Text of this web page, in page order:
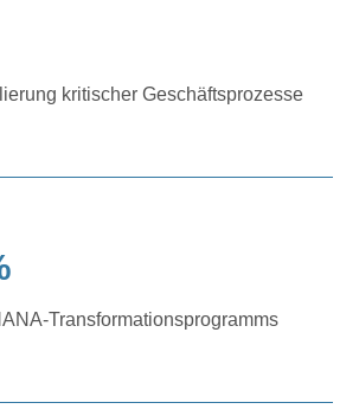
kritischer Geschäftsprozesse
Transformationsprogramms